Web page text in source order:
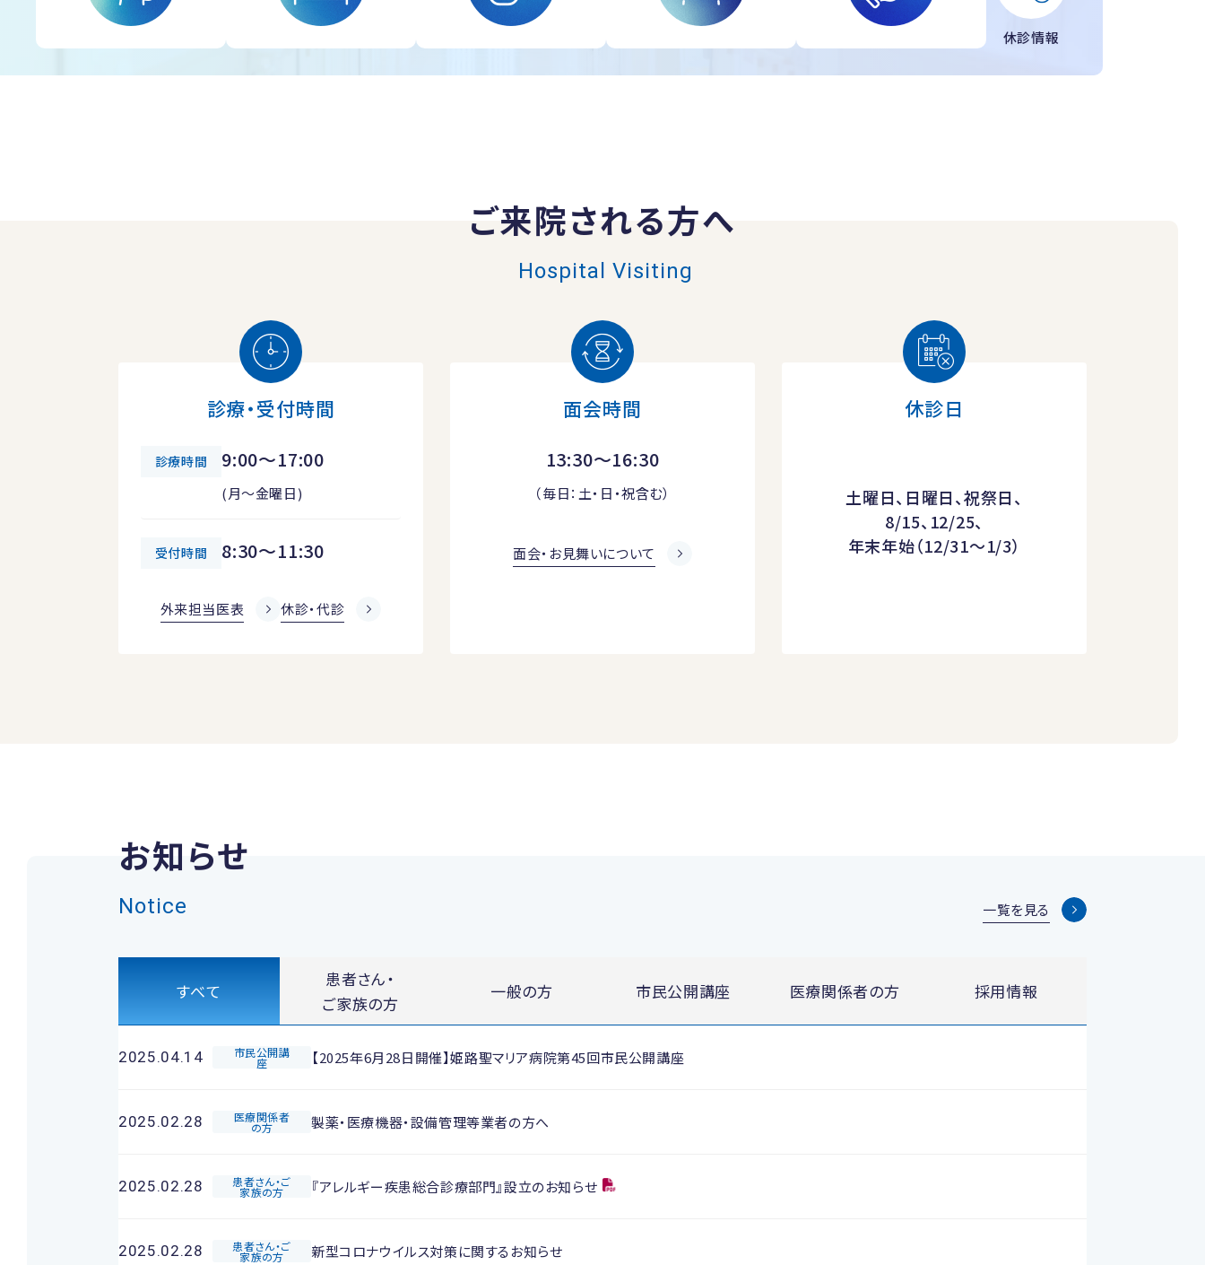
休診情報
ご来院される方へ
Hospital Visiting
診療・受付時間
診療時間 9:00～17:00
(月～金曜日)
受付時間 8:30～11:30
外来担当医表 休診・代診
面会時間
13:30～16:30
（毎日：土・日・祝含む）
面会・お見舞いについて
休診日
土曜日、日曜日、祝祭日、
8/15、12/25、
年末年始（12/31～1/3）
お知らせ
Notice 一覧を見る
すべて
患者さん・
ご家族の方
一般の方 市民公開講座 医療関係者の方 採用情報
2025.04.14 市民公開講
座 【2025年6月28日開催】姫路聖マリア病院第45回市民公開講座
2025.02.28 医療関係者
の方 製薬・医療機器・設備管理等業者の方へ
2025.02.28 患者さん・ご
家族の方 『アレルギー疾患総合診療部門』設立のお知らせ
2025.02.28 患者さん・ご
家族の方 新型コロナウイルス対策に関するお知らせ